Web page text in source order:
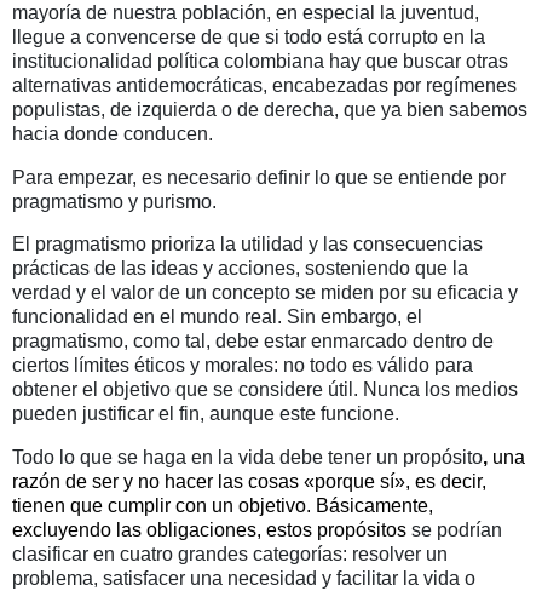
mayoría de nuestra población, en especial la juventud,
llegue a convencerse de que si todo está corrupto en la
institucionalidad política colombiana hay que buscar otras
alternativas antidemocráticas, encabezadas por regímenes
populistas, de izquierda o de derecha, que ya bien sabemos
hacia donde conducen.
Para empezar, es necesario definir lo que se entiende por
pragmatismo y purismo.
El pragmatismo prioriza la utilidad y las consecuencias
prácticas de las ideas y acciones, sosteniendo que la
verdad y el valor de un concepto se miden por su eficacia y
funcionalidad en el mundo real. Sin embargo, el
pragmatismo, como tal, debe estar enmarcado dentro de
ciertos límites éticos y morales: no todo es válido para
obtener el objetivo que se considere útil. Nunca los medios
pueden justificar el fin, aunque este funcione.
Todo lo que se haga en la vida debe tener un propósito, una
razón de ser y no hacer las cosas «porque sí», es decir,
tienen que cumplir con un objetivo. Básicamente,
excluyendo las obligaciones, estos propósitos se podrían
clasificar en cuatro grandes categorías: resolver un
problema, satisfacer una necesidad y facilitar la vida o